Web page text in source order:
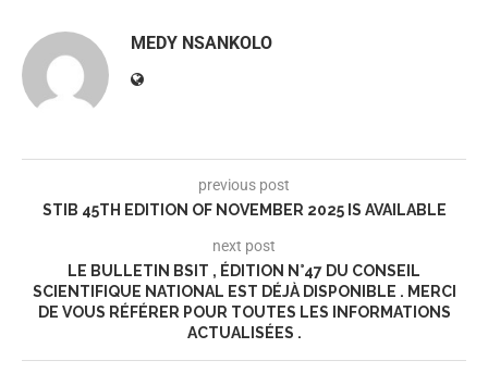
MEDY NSANKOLO
previous post
STIB 45TH EDITION OF NOVEMBER 2025 IS AVAILABLE
next post
LE BULLETIN BSIT , ÉDITION N°47 DU CONSEIL
SCIENTIFIQUE NATIONAL EST DÉJÀ DISPONIBLE . MERCI
DE VOUS RÉFÉRER POUR TOUTES LES INFORMATIONS
ACTUALISÉES .